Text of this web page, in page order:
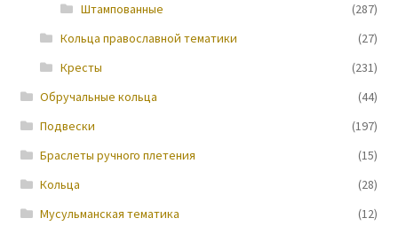
Штампованные
(287)
Кольца православной тематики
(27)
Кресты
(231)
Обручальные кольца
(44)
Подвески
(197)
Браслеты ручного плетения
(15)
Кольца
(28)
Мусульманская тематика
(12)